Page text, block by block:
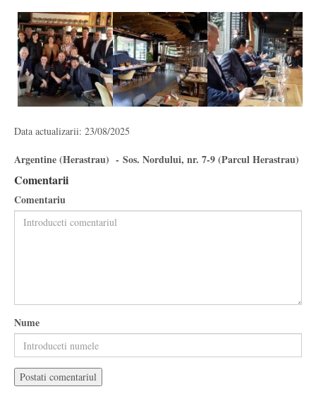
Data actualizarii: 23/08/2025
Argentine (Herastrau) - Sos. Nordului, nr. 7-9 (Parcul Herastrau)
Comentarii
Comentariu
Nume